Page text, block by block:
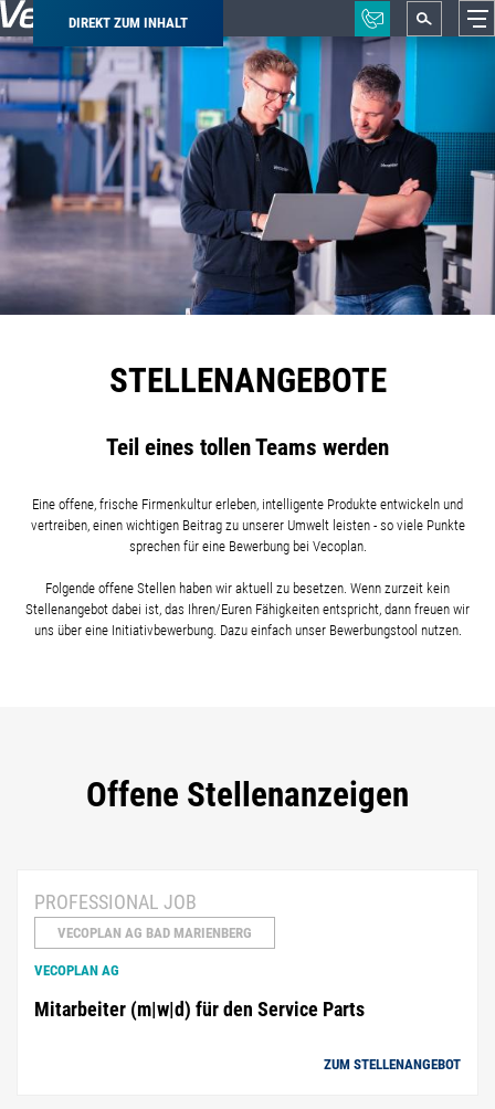
DIREKT ZUM INHALT
Pfadnavigation
STELLENANGEBOTE
Teil eines tollen Teams werden
Eine offene, frische Firmenkultur erleben, intelligente Produkte entwickeln und
vertreiben, einen wichtigen Beitrag zu unserer Umwelt leisten - so viele Punkte
sprechen für eine Bewerbung bei Vecoplan.
Folgende offene Stellen haben wir aktuell zu besetzen. Wenn zurzeit kein
Stellenangebot dabei ist, das Ihren/Euren Fähigkeiten entspricht, dann freuen wir
uns über eine Initiativbewerbung. Dazu einfach unser Bewerbungstool nutzen.
Offene Stellenanzeigen
PROFESSIONAL JOB
VECOPLAN AG BAD MARIENBERG
VECOPLAN AG
Mitarbeiter (m|w|d) für den Service Parts
ZUM STELLENANGEBOT